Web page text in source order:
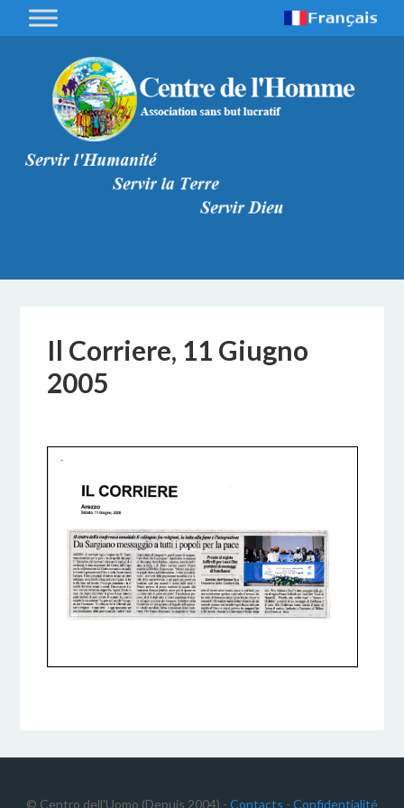
Il Corriere, 11 Giugno
2005
© Centro dell'Uomo (Depuis 2004) - Contacts - Confidentialité